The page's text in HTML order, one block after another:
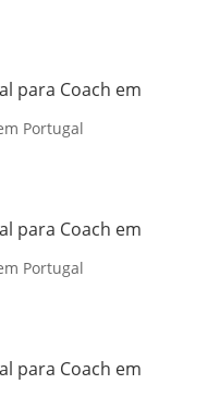
para Coach em
Portugal
para Coach em
Portugal
para Coach em